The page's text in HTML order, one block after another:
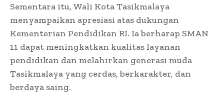
Sementara itu, Wali Kota Tasikmalaya
menyampaikan apresiasi atas dukungan
Kementerian Pendidikan RI. Ia berharap SMAN
11 dapat meningkatkan kualitas layanan
pendidikan dan melahirkan generasi muda
Tasikmalaya yang cerdas, berkarakter, dan
berdaya saing.